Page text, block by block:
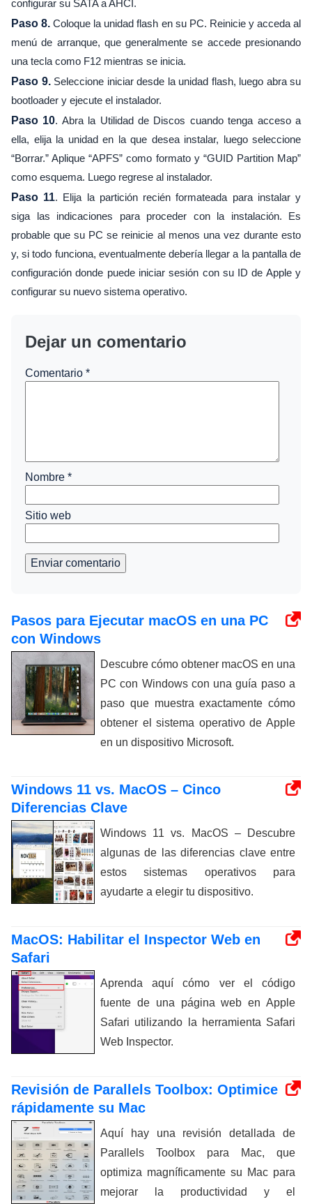
configurar su SATA a AHCI.
Paso 8.Coloque la unidad flash en su PC. Reinicie y acceda al
menú de arranque, que generalmente se accede presionando
una tecla como F12 mientras se inicia.
Paso 9. Seleccione iniciar desde la unidad flash, luego abra su
bootloader y ejecute el instalador.
Paso 10. Abra la Utilidad de Discos cuando tenga acceso a
ella, elija la unidad en la que desea instalar, luego seleccione
“Borrar.” Aplique “APFS” como formato y “GUID Partition Map”
como esquema. Luego regrese al instalador.
Paso 11. Elija la partición recién formateada para instalar y
siga las indicaciones para proceder con la instalación. Es
probable que su PC se reinicie al menos una vez durante esto
y, si todo funciona, eventualmente debería llegar a la pantalla de
configuración donde puede iniciar sesión con su ID de Apple y
configurar su nuevo sistema operativo.
Dejar un comentario
Comentario *
Nombre *
Sitio web
Enviar comentario
Pasos para Ejecutar macOS en una PC
con Windows
Descubre cómo obtener macOS en una
PC con Windows con una guía paso a
paso que muestra exactamente cómo
obtener el sistema operativo de Apple
en un dispositivo Microsoft.
Windows 11 vs. MacOS – Cinco
Diferencias Clave
Windows 11 vs. MacOS – Descubre
algunas de las diferencias clave entre
estos sistemas operativos para
ayudarte a elegir tu dispositivo.
MacOS: Habilitar el Inspector Web en
Safari
Aprenda aquí cómo ver el código
fuente de una página web en Apple
Safari utilizando la herramienta Safari
Web Inspector.
Revisión de Parallels Toolbox: Optimice
rápidamente su Mac
Aquí hay una revisión detallada de
Parallels Toolbox para Mac, que
optimiza magníficamente su Mac para
mejorar la productividad y el